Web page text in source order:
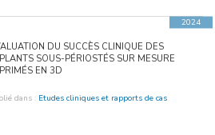
DU SUCCÈS CLINIQUE DES
SOUS-PÉRIOSTÉS SUR MESURE
EN 3D
2024
dans : Etudes cliniques et rapports de cas